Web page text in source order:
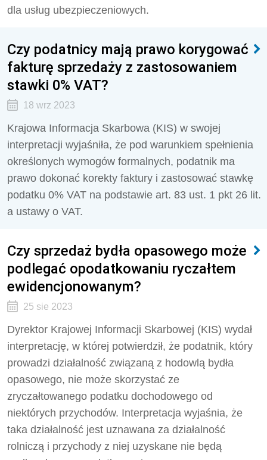
dla usług ubezpieczeniowych.
Czy podatnicy mają prawo korygować
fakturę sprzedaży z zastosowaniem
stawki 0% VAT?
18 wrz 2023
Krajowa Informacja Skarbowa (KIS) w swojej
interpretacji wyjaśniła, że pod warunkiem spełnienia
określonych wymogów formalnych, podatnik ma
prawo dokonać korekty faktury i zastosować stawkę
podatku 0% VAT na podstawie art. 83 ust. 1 pkt 26 lit.
a ustawy o VAT.
Czy sprzedaż bydła opasowego może
podlegać opodatkowaniu ryczałtem
ewidencjonowanym?
25 sie 2023
Dyrektor Krajowej Informacji Skarbowej (KIS) wydał
interpretację, w której potwierdził, że podatnik, który
prowadzi działalność związaną z hodowlą bydła
opasowego, nie może skorzystać ze
zryczałtowanego podatku dochodowego od
niektórych przychodów. Interpretacja wyjaśnia, że
taka działalność jest uznawana za działalność
rolniczą i przychody z niej uzyskane nie będą